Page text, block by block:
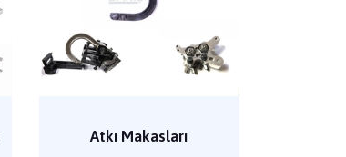
Atkı Makasları